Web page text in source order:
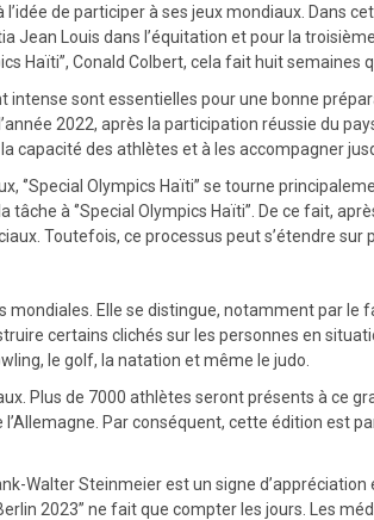
l’idée de participer à ses jeux mondiaux.
Jean Louis dans l’équitation et pour la
Haïti’’, Conald Colbert, cela fait huit
intense sont essentielles pour une bonne
2022, après la participation réussie du
capacité des athlètes et à les accompagner
Olympics Haïti’’ se tourne
à ‘’Special Olympics Haïti’’. De ce fait,
Toutefois, ce processus peut s’étendre sur
mondiales. Elle se distingue, notamment par
certains clichés sur les personnes en
le golf, la natation et même le judo.
Plus de 7000 athlètes seront présents à ce
Par conséquent, cette édition est
Walter Steinmeier est un signe
2023’’ ne fait que compter les jours. Les